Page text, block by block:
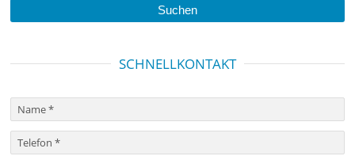
SCHNELLKONTAKT